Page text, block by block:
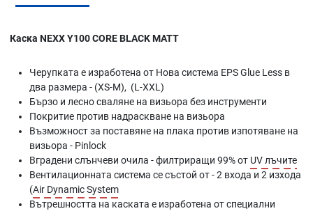
Каска NEXX Y100 CORE BLACK MATT
Черупката е изработена от Нова система EPS Glue Less в
два размера - (XS-M), (L-XXL)
Бързо и лесно сваляне на визьора без инструменти
Покритие против надраскване на визьора
Възможност за поставяне на плака против изпотяване на
визьора - Pinlock
Вградени слънчеви очила - филтриращи 99% от UV лъчите
Вентилационната система се състой от - 2 входа и 2 изхода
(Air Dynamic System
Вътрешността на каската е изработена от специални